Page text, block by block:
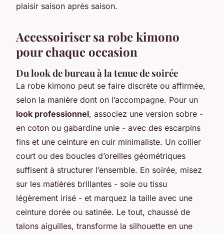
plaisir saison après saison.
Accessoiriser sa robe kimono
pour chaque occasion
Du look de bureau à la tenue de soirée
La robe kimono peut se faire discrète ou affirmée,
selon la manière dont on l’accompagne. Pour un
look professionnel, associez une version sobre -
en coton ou gabardine unie - avec des escarpins
fins et une ceinture en cuir minimaliste. Un collier
court ou des boucles d’oreilles géométriques
suffisent à structurer l’ensemble. En soirée, misez
sur les matières brillantes - soie ou tissu
légèrement irisé - et marquez la taille avec une
ceinture dorée ou satinée. Le tout, chaussé de
talons aiguilles, transforme la silhouette en une